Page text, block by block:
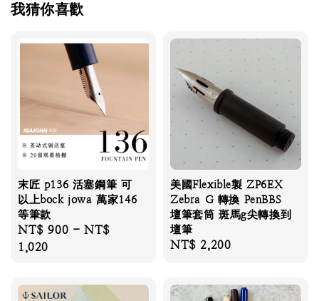
我猜你喜歡
末匠 p136 活塞鋼筆 可
以上bock jowa 萬家146
等筆款
Regular
price
NT$ 900 -NT$
1,020
美國Flexible製 ZP6EX
Zebra G 轉換 PenBBS
壇筆套筒 斑馬g尖轉換到
壇筆
Regular
NT$ 2,200